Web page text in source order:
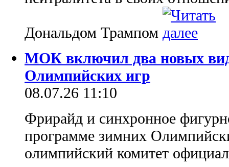
Дональдом Трампом
МОК включил два новых
Олимпийских игр
08.07.26 11:10
Фрирайд и синхронное
программе зимних
олимпийский комитет